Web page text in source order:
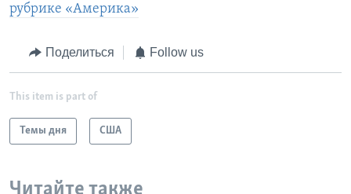
рубрике «Америка»
Поделиться Follow us
This item is part of
Темы дня США
Читайте также